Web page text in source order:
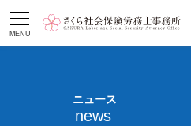
MENU
ニュース
news